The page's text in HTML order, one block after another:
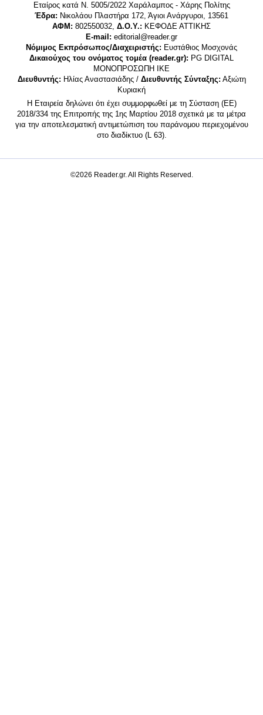
Εταίρος κατά Ν. 5005/2022 Χαράλαμπος - Χάρης Πολίτης
Έδρα: Νικολάου Πλαστήρα 172, Άγιοι Ανάργυροι, 13561
ΑΦΜ: 802550032, Δ.Ο.Υ.: ΚΕΦΟΔΕ ΑΤΤΙΚΗΣ
E-mail: editorial@reader.gr
Νόμιμος Εκπρόσωπος/Διαχειριστής: Ευστάθιος Μοσχονάς
Δικαιούχος του ονόματος τομέα (reader.gr): PG DIGITAL
MONΟΠΡΟΣΩΠΗ ΙΚΕ
Διευθυντής: Ηλίας Αναστασιάδης / Διευθυντής Σύνταξης: Αξιώτη
Κυριακή
Η Εταιρεία δηλώνει ότι έχει συμμορφωθεί με τη Σύσταση (ΕΕ)
2018/334 της Επιτροπής της 1ης Μαρτίου 2018 σχετικά με τα μέτρα
για την αποτελεσματική αντιμετώπιση του παράνομου περιεχομένου
στο διαδίκτυο (L 63).
©2026 Reader.gr. All Rights Reserved.